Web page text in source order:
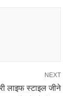
NEXT
लाइफ स्टाइल जीने